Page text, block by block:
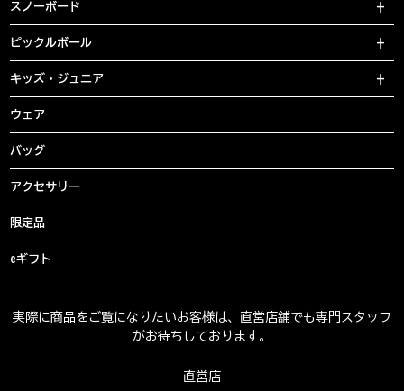
スノーボード
ピックルボール
キッズ・ジュニア
ウェア
バッグ
アクセサリー
限定品
eギフト
実際に商品をご覧になりたいお客様は、直営店舗でも専門スタッフ
がお待ちしております。
直営店